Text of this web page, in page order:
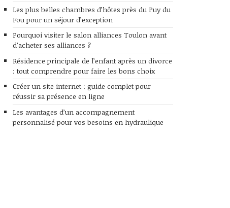
Les plus belles chambres d’hôtes près du Puy du
Fou pour un séjour d’exception
Pourquoi visiter le salon alliances Toulon avant
d’acheter ses alliances ?
Résidence principale de l’enfant après un divorce
: tout comprendre pour faire les bons choix
Créer un site internet : guide complet pour
réussir sa présence en ligne
Les avantages d’un accompagnement
personnalisé pour vos besoins en hydraulique